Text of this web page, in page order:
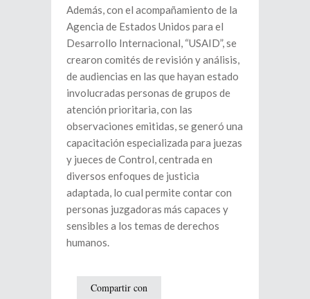
Además, con el acompañamiento de la
Agencia de Estados Unidos para el
Desarrollo Internacional, “USAID”, se
crearon comités de revisión y análisis,
de audiencias en las que hayan estado
involucradas personas de grupos de
atención prioritaria, con las
observaciones emitidas, se generó una
capacitación especializada para juezas
y jueces de Control, centrada en
diversos enfoques de justicia
adaptada, lo cual permite contar con
personas juzgadoras más capaces y
sensibles a los temas de derechos
humanos.
Compartir con